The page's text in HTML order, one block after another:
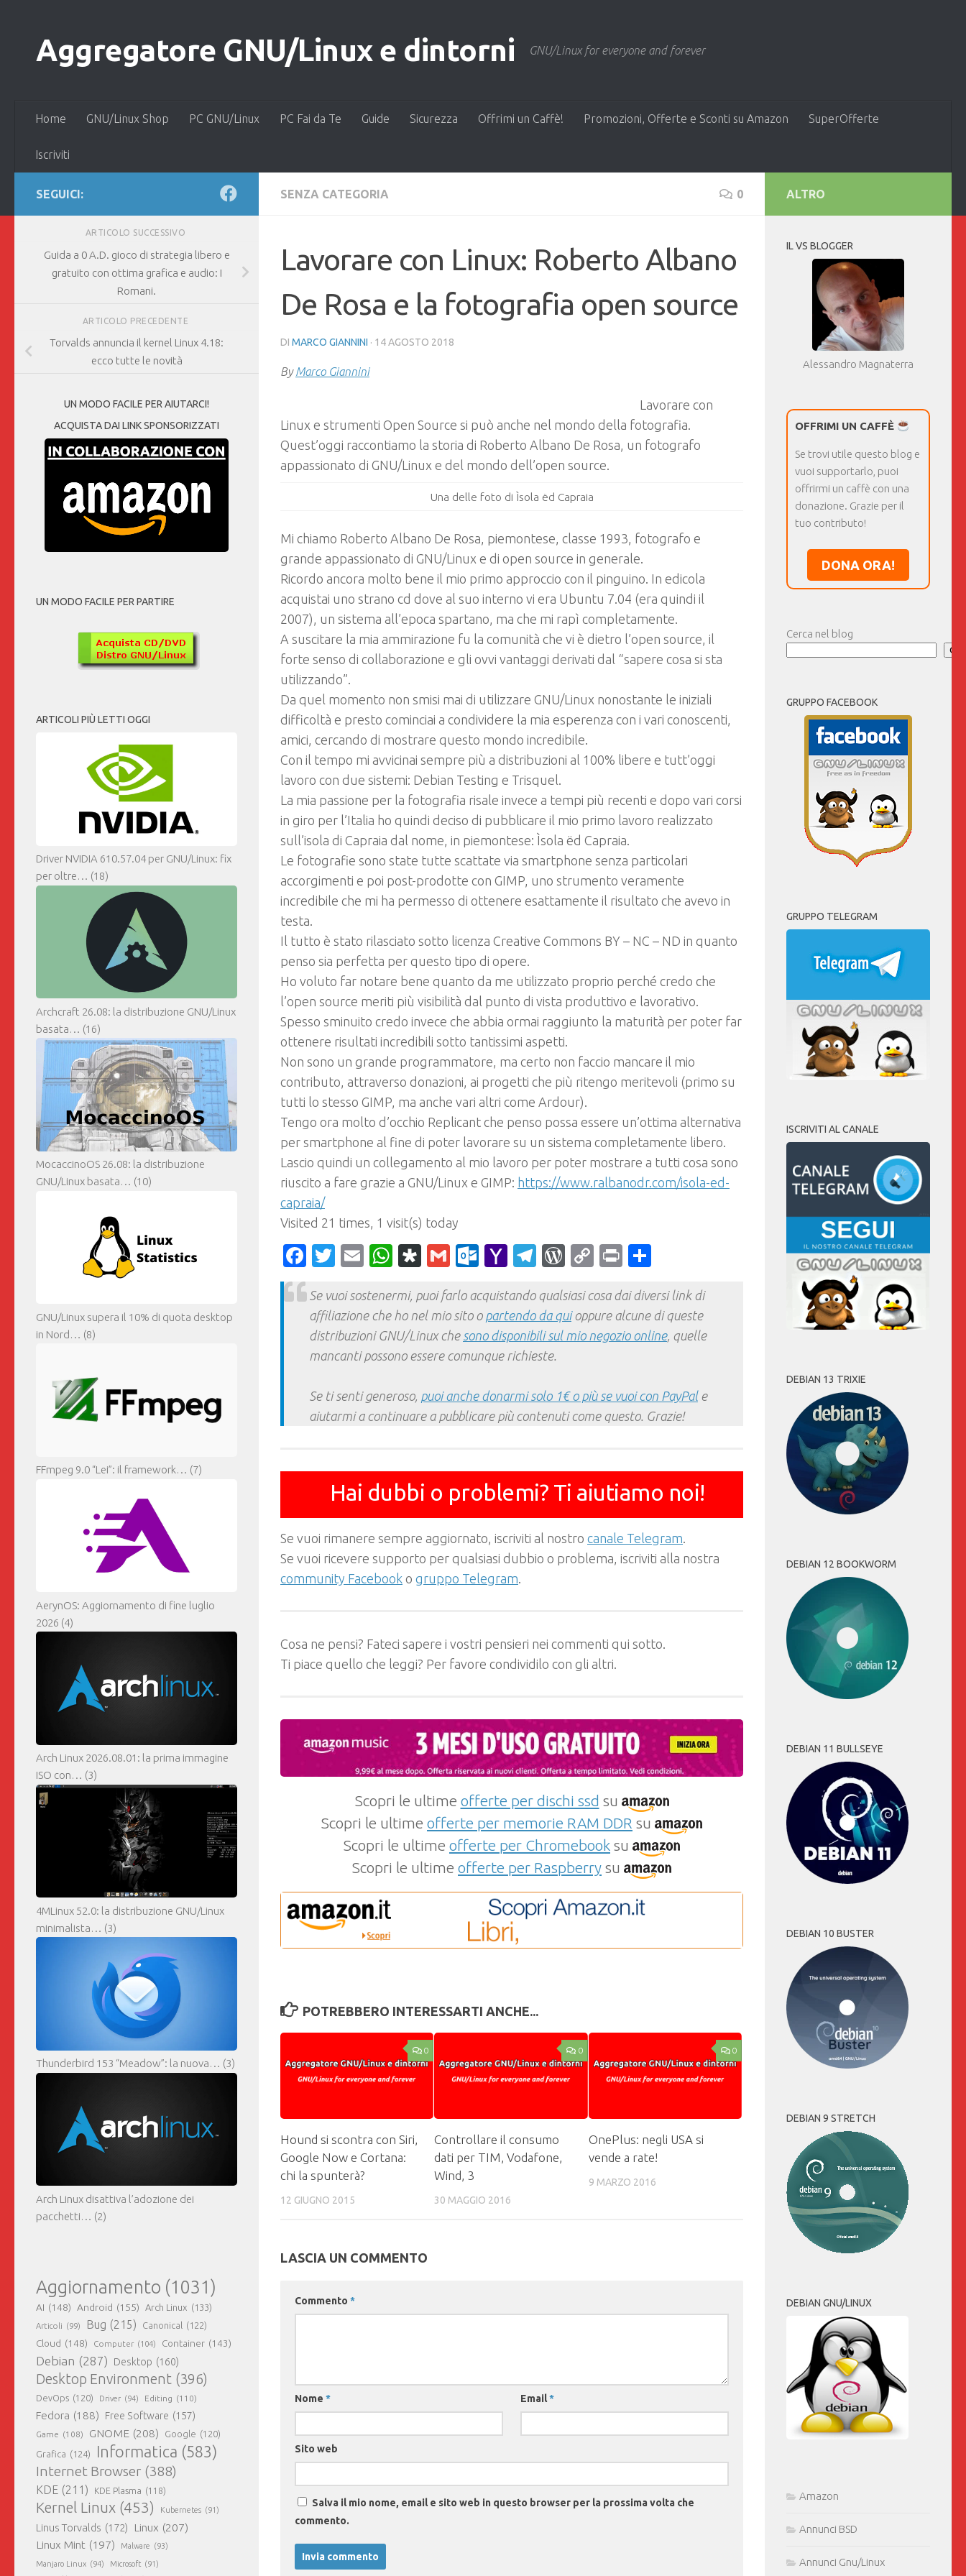
Aggregatore GNU/Linux e dintorni GNU/Linux for everyone and forever
Home GNU/Linux Shop PC GNU/Linux PC Fai da Te Guide Sicurezza Offrimi un Caffè! Promozioni, Offerte e Sconti su Amazon SuperOfferte
Iscriviti
SENZA CATEGORIA 0
Lavorare con Linux: Roberto Albano
De Rosa e la fotografia open source
DI MARCO GIANNINI · 14 AGOSTO 2018
ByMarco Giannini
Lavorare con
Linux e strumenti Open Source si può anche nel mondo della fotografia.
Quest’oggi raccontiamo la storia di Roberto Albano De Rosa, un fotografo
appassionato di GNU/Linux e del mondo dell’open source.
Una delle foto di Ìsola ëd Capraia
Mi chiamo Roberto Albano De Rosa, piemontese, classe 1993, fotografo e
grande appassionato di GNU/Linux e di open source in generale.
Ricordo ancora molto bene il mio primo approccio con il pinguino. In edicola
acquistai uno strano cd dove al suo interno vi era Ubuntu 7.04 (era quindi il
2007), un sistema all’epoca spartano, ma che mi rapì completamente.
A suscitare la mia ammirazione fu la comunità che vi è dietro l’open source, il
forte senso di collaborazione e gli ovvi vantaggi derivati dal “sapere cosa si sta
utilizzando”.
Da quel momento non smisi mai di utilizzare GNU/Linux nonostante le iniziali
difficoltà e presto cominciai a condividere la mia esperenza con i vari conoscenti,
amici, cercando di mostrare questo mondo incredibile.
Con il tempo mi avvicinai sempre più a distribuzioni al 100% libere e tutt’oggi
lavoro con due sistemi: Debian Testing e Trisquel.
La mia passione per la fotografia risale invece a tempi più recenti e dopo vari corsi
in giro per l’Italia ho quindi deciso di pubblicare il mio primo lavoro realizzato
sull’isola di Capraia dal nome, in piemontese: Ìsola ëd Capraia.
Le fotografie sono state tutte scattate via smartphone senza particolari
accorgimenti e poi post-prodotte con GIMP, uno strumento veramente
incredibile che mi ha permesso di ottenere esattamente il risultato che avevo in
testa.
Il tutto è stato rilasciato sotto licenza Creative Commons BY – NC – ND in quanto
penso sia perfetta per questo tipo di opere.
Ho voluto far notare bene quanto da me utilizzato proprio perché credo che
l’open source meriti più visibilità dal punto di vista produttivo e lavorativo.
Spesso sminuito credo invece che abbia ormai raggiunto la maturità per poter far
ottenere risultati incredibili sotto tantissimi aspetti.
Non sono un grande programmatore, ma certo non faccio mancare il mio
contributo, attraverso donazioni, ai progetti che più ritengo meritevoli (primo su
tutti lo stesso GIMP, ma anche vari altri come Ardour).
Tengo ora molto d’occhio Replicant che penso possa essere un’ottima alternativa
per smartphone al fine di poter lavorare su un sistema completamente libero.
Lascio quindi un collegamento al mio lavoro per poter mostrare a tutti cosa sono
riuscito a fare grazie a GNU/Linux e GIMP: https://www.ralbanodr.com/isola-ed-
capraia/
Visited 21 times, 1 visit(s) today
Facebook
Twitter
EmailWhatsApp
Diaspora
GmailOutlook.com
YahooTelegram
WordPress
CopyPrint
Se vuoi sostenermi, puoi farlo acquistando qualsiasi cosa dai diversi link di
affiliazione che ho nel mio sito o partendo da quioppure alcune di queste
distribuzioni GNU/Linux che sono disponibili sul mio negozio online, quelle
mancanti possono essere comunque richieste.
Se ti senti generoso, puoi anche donarmi solo 1€ o più se vuoi con PayPale
aiutarmi a continuare a pubblicare più contenuti come questo. Grazie!
Hai dubbi o problemi? Ti aiutiamo noi!
Se vuoi rimanere sempre aggiornato, iscriviti al nostro canale Telegram
Se vuoi ricevere supporto per qualsiasi dubbio o problema, iscriviti alla nostra
community Facebook o gruppo Telegram
Cosa ne pensi? Fateci sapere i vostri pensieri nei commenti qui sotto.
Ti piace quello che leggi? Per favore condividilo con gli altri.
Scopri le ultime offerte per dischi ssd su
Scopri le ultime offerte per memorie RAM DDR su
Scopri le ultime offerte per Chromebook su
Scopri le ultime offerte per Raspberry su
POTREBBERO INTERESSARTI ANCHE...
0
Hound si scontra con Siri,
Google Now e Cortana:
chi la spunterà?
12 GIUGNO 2015
0
Controllare il consumo
dati per TIM, Vodafone,
Wind, 3
30 MAGGIO 2016
0
OnePlus: negli USA si
vende a rate!
9 MARZO 2016
LASCIA UN COMMENTO
Commento *
Nome * Email*
Sito web
Salva il mio nome, email e sito web in questo browser per la prossima volta che
commento.
SEGUICI:
ARTICOLO SUCCESSIVO
Guida a 0 A.D. gioco di strategia libero e
gratuito con ottima grafica e audio: I
Romani.
ARTICOLO PRECEDENTE
Torvalds annuncia il kernel Linux 4.18:
ecco tutte le novità
UN MODO FACILE PER AIUTARCI!
ACQUISTA DAI LINK SPONSORIZZATI
UN MODO FACILE PER PARTIRE
ARTICOLI PIÙ LETTI OGGI
Driver NVIDIA 610.57.04 per GNU/Linux: fix
per oltre… (18)
Archcraft 26.08: la distribuzione GNU/Linux
basata… (16)
MocaccinoOS 26.08: la distribuzione
GNU/Linux basata… (10)
GNU/Linux supera il 10% di quota desktop
in Nord… (8)
FFmpeg 9.0 “Lei”: il framework… (7)
AerynOS: Aggiornamento di fine luglio
2026 (4)
Arch Linux 2026.08.01: la prima immagine
ISO con… (3)
4MLinux 52.0: la distribuzione GNU/Linux
minimalista… (3)
Thunderbird 153 “Meadow”: la nuova… (3)
Arch Linux disattiva l’adozione dei
pacchetti… (2)
Aggiornamento (1031)
AI (148) Android (155) Arch Linux (133)
Articoli (99) Bug (215) Canonical (122)
Cloud (148) Computer (104) Container (143)
Debian (287) Desktop (160)
Desktop Environment (396)
DevOps (120) Driver (94) Editing (110)
Fedora (188) Free Software (157)
Game (108) GNOME (208) Google (120)
Grafica (124) Informatica (583)
Internet Browser (388)
KDE (211) KDE Plasma (118)
Kernel Linux (453) Kubernetes (91)
Linus Torvalds (172) Linux (207)
Linux Mint (197) Malware (93)
Manjaro Linux (94) Microsoft (91)
ALTRO
IL VS BLOGGER
Alessandro Magnaterra
OFFRIMI UN CAFFÈ
Se trovi utile questo blog e
vuoi supportarlo, puoi
offrirmi un caffè con una
donazione. Grazie per il
tuo contributo!
DONA ORA!
Cerca nel blog
GRUPPO FACEBOOK
GRUPPO TELEGRAM
ISCRIVITI AL CANALE
DEBIAN 13 TRIXIE
DEBIAN 12 BOOKWORM
DEBIAN 11 BULLSEYE
DEBIAN 10 BUSTER
DEBIAN 9 STRETCH
DEBIAN GNU/LINUX
Amazon
Annunci BSD
Annunci Gnu/Linux